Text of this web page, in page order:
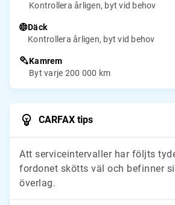
Kontrollera årligen, byt vid behov
Däck
Kontrollera årligen, byt vid behov
Kamrem
Byt varje 200 000 km
CARFAX tips
Att serviceintervaller har följts
fordonet skötts väl och befinner
överlag.